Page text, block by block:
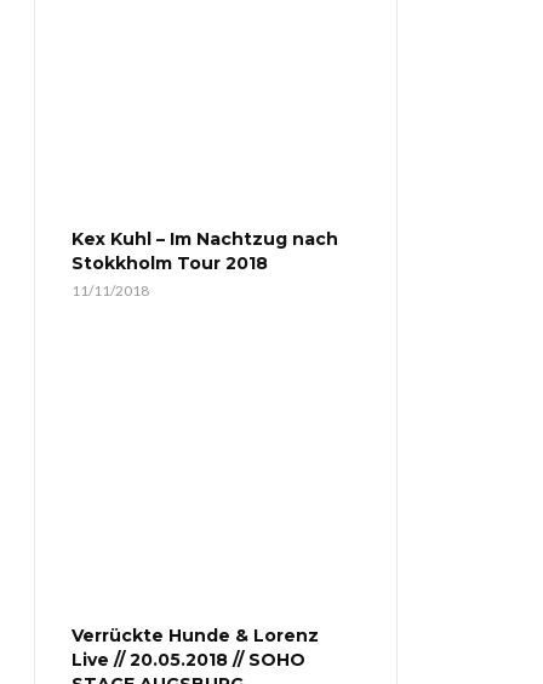
Kex Kuhl – Im Nachtzug nach
Stokkholm Tour 2018
11/11/2018
Verrückte Hunde & Lorenz
Live // 20.05.2018 // SOHO